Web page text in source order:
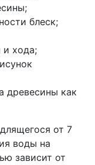
блеск;
и хода;
древесины как
от 7
воды на
зависит от